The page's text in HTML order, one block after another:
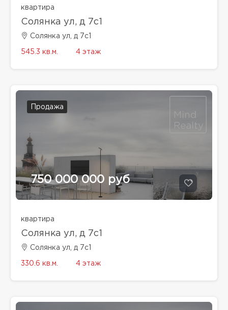
квартира
Солянка ул, д 7с1
Солянка ул, д 7с1
545.3 кв.м. 4 этаж
Продажа
750 000 000 руб
квартира
Солянка ул, д 7с1
Солянка ул, д 7с1
330.6 кв.м. 4 этаж